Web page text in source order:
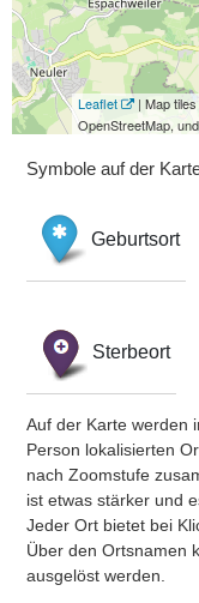
Leaflet
| Map
OpenStreetMap,
Symbole auf der
Geburtsort
Sterbeort
Auf der Karte werden
Person lokalisierten
nach Zoomstufe
ist etwas stärker und
Jeder Ort bietet bei
Über den Ortsnamen
ausgelöst werden.